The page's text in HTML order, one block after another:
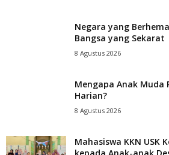
Negara yang
Bangsa yang Sekarat
8 Agustus 2026
Mengapa Anak Muda
Harian?
8 Agustus 2026
Mahasiswa KKN USK
kepada Anak-anak